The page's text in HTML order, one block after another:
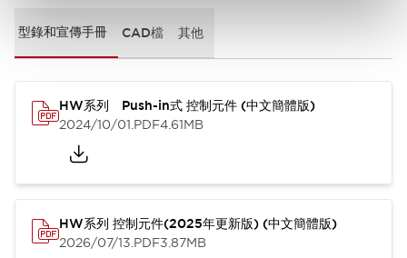
型錄和宣傳手冊 CAD檔 其他
HW系列 Push-in式 控制元件 (中文簡體版)
2024/10/01.PDF4.61MB
HW系列 控制元件(2025年更新版) (中文簡體版)
2026/07/13.PDF3.87MB